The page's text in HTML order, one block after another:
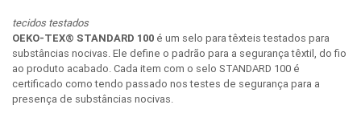
tecidos testados
OEKO-TEX® STANDARD 100 é um selo para têxteis testados para
substâncias nocivas. Ele define o padrão para a segurança têxtil, do fio
ao produto acabado. Cada item com o selo STANDARD 100 é
certificado como tendo passado nos testes de segurança para a
presença de substâncias nocivas.